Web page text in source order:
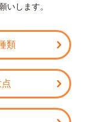
いします。
類